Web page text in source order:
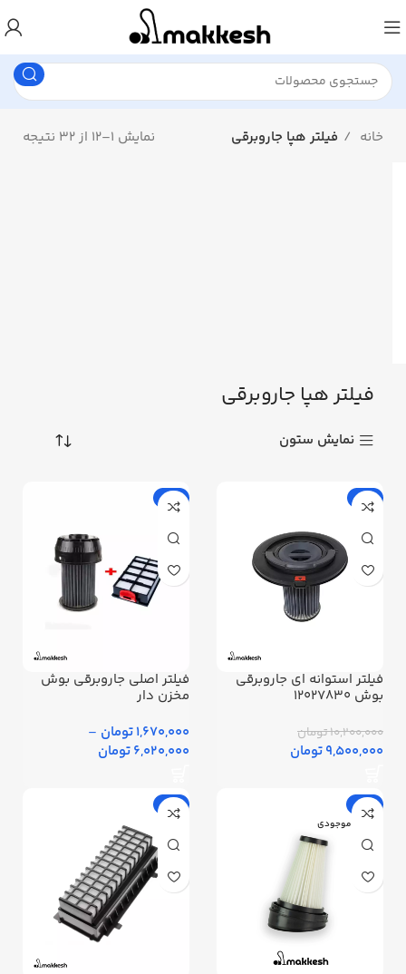
خانه فیلتر هپا جاروبرقی نمایش 1–12 از 32 نتیجه
فیلتر هپا جاروبرقی
نمایش ستون
-7%
فیلتر استوانه ای جاروبرقی
بوش 12027830
10,200,000 تومان
9,500,000 تومان
-11%
فیلتر اصلی جاروبرقی بوش
مخزن دار
1,670,000 تومان
–
6,020,000 تومان
-16%
اتمام موجودی
-5%